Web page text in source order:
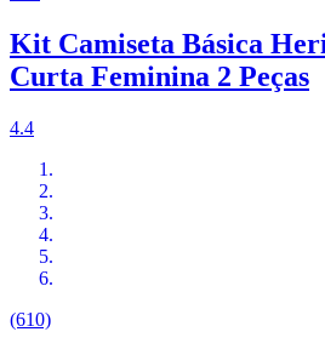
Kit Camiseta Básica
Curta Feminina 2 Peças
4.4
(610)